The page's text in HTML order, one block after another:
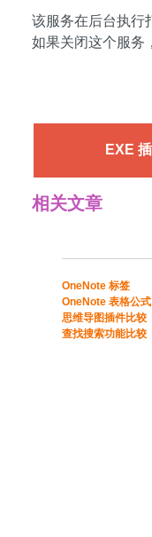
该服务在后台执行
如果关闭这个服务
EXE
相关文章
​​OneNote 标签
OneNote 表格公式​
​思维导图插件比较​
​查找搜索功能比较​